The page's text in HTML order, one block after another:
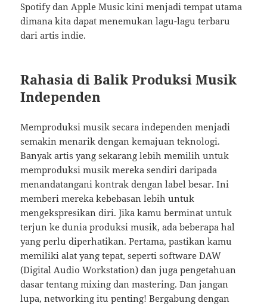
Spotify dan Apple Music kini menjadi tempat utama
dimana kita dapat menemukan lagu-lagu terbaru
dari artis indie.
Rahasia di Balik Produksi Musik
Independen
Memproduksi musik secara independen menjadi
semakin menarik dengan kemajuan teknologi.
Banyak artis yang sekarang lebih memilih untuk
memproduksi musik mereka sendiri daripada
menandatangani kontrak dengan label besar. Ini
memberi mereka kebebasan lebih untuk
mengekspresikan diri. Jika kamu berminat untuk
terjun ke dunia produksi musik, ada beberapa hal
yang perlu diperhatikan. Pertama, pastikan kamu
memiliki alat yang tepat, seperti software DAW
(Digital Audio Workstation) dan juga pengetahuan
dasar tentang mixing dan mastering. Dan jangan
lupa, networking itu penting! Bergabung dengan